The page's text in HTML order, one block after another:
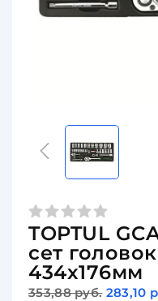
TOPTUL
сет
434х176мм
353,88 руб. 283,10